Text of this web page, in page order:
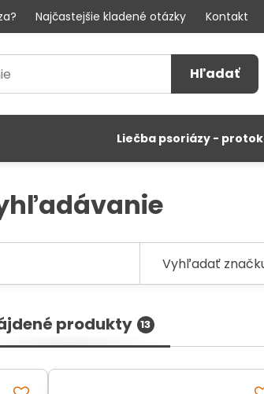
Najčastejšie kladené otázky Kontakt
Hľadať
Liečba psoriázy -
produkty 13